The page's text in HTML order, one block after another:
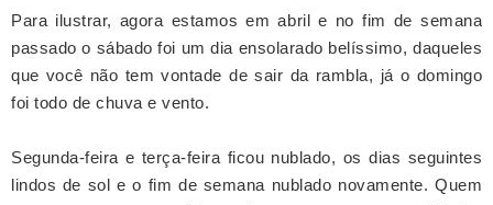
Para ilustrar, agora estamos em abril e no fim de semana
passado o sábado foi um dia ensolarado belíssimo, daqueles
que você não tem vontade de sair da rambla, já o domingo
foi todo de chuva e vento.
Segunda-feira e terça-feira ficou nublado, os dias seguintes
lindos de sol e o fim de semana nublado novamente. Quem